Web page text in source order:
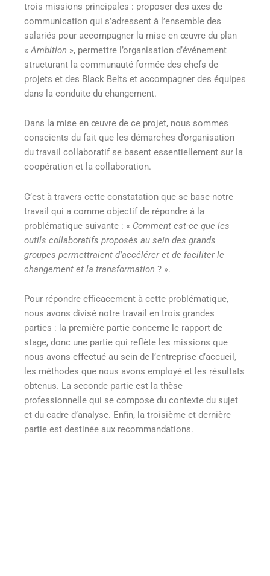
trois missions principales : proposer des axes de
communication qui s’adressent à l’ensemble des
salariés pour accompagner la mise en œuvre du plan
«Ambition », permettre l’organisation d’événement
structurant la communauté formée des chefs de
projets et des Black Belts et accompagner des équipes
dans la conduite du changement.
Dans la mise en œuvre de ce projet, nous sommes
conscients du fait que les démarches d’organisation
du travail collaboratif se basent essentiellement sur la
coopération et la collaboration.
C’est à travers cette constatation que se base notre
travail qui a comme objectif de répondre à la
problématique suivante : « Comment est-ce que les
outils collaboratifs proposés au sein des grands
groupes permettraient d’accélérer et de faciliter le
changement et la transformation ? ».
Pour répondre efficacement à cette problématique,
nous avons divisé notre travail en trois grandes
parties : la première partie concerne le rapport de
stage, donc une partie qui reflète les missions que
nous avons effectué au sein de l’entreprise d’accueil,
les méthodes que nous avons employé et les résultats
obtenus. La seconde partie est la thèse
professionnelle qui se compose du contexte du sujet
et du cadre d’analyse. Enfin, la troisième et dernière
partie est destinée aux recommandations.